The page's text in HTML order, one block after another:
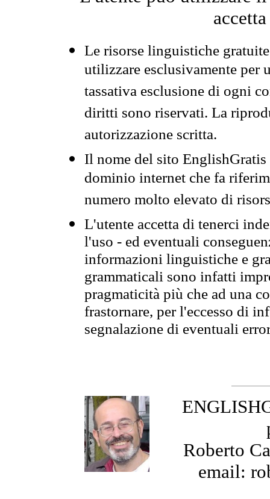
Le risorse linguistiche
utilizzare esclusivamente per
tassativa esclusione di ogni
diritti sono riservati. La
autorizzazione scritta.
Il nome del sito
dominio internet che fa
numero molto elevato di
L'utente accetta di tenerci
l'uso - ed eventuali
informazioni linguistiche e
grammaticali sono infatti
pragmaticità più che ad una
frastornare, per l'eccesso di
segnalazione di eventuali
Roberto
email: